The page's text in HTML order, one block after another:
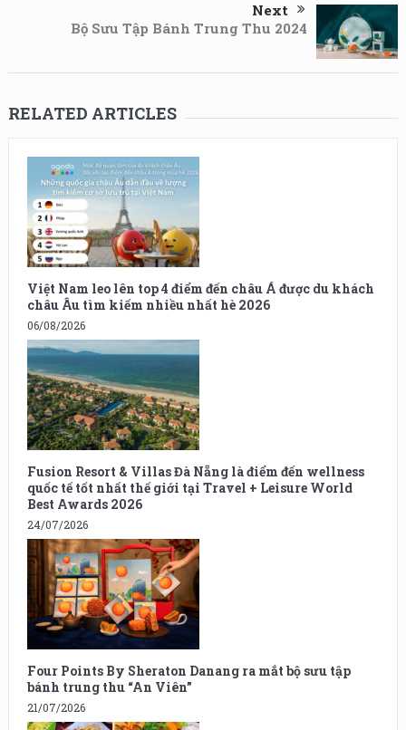
Next
Bộ Sưu Tập Bánh Trung Thu 2024
RELATED ARTICLES
Việt Nam leo lên top 4 điểm đến châu Á được du khách
châu Âu tìm kiếm nhiều nhất hè 2026
06/08/2026
Fusion Resort & Villas Đà Nẵng là điểm đến wellness
quốc tế tốt nhất thế giới tại Travel + Leisure World
Best Awards 2026
24/07/2026
Four Points By Sheraton Danang ra mắt bộ sưu tập
bánh trung thu “An Viên”
21/07/2026